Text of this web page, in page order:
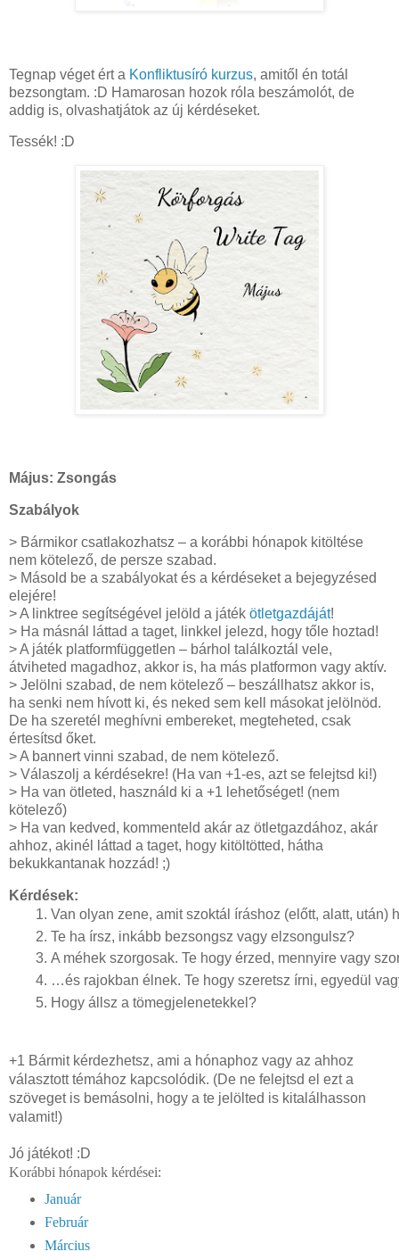
Tegnap véget ért a Konfliktusíró kurzus, amitől én totál
bezsongtam. :D Hamarosan hozok róla beszámolót, de
addig is, olvashatjátok az új kérdéseket.
Tessék! :D
Május: Zsongás
Szabályok
> Bármikor csatlakozhatsz – a korábbi hónapok kitöltése
nem kötelező, de persze szabad.
> Másold be a szabályokat és a kérdéseket a bejegyzésed
elejére!
> A linktree segítségével jelöld a játék ötletgazdáját!
> Ha másnál láttad a taget, linkkel jelezd, hogy tőle hoztad!
> A játék platformfüggetlen – bárhol találkoztál vele,
átviheted magadhoz, akkor is, ha más platformon vagy aktív.
> Jelölni szabad, de nem kötelező – beszállhatsz akkor is,
ha senki nem hívott ki, és neked sem kell másokat jelölnöd.
De ha szeretél meghívni embereket, megteheted, csak
értesítsd őket.
> A bannert vinni szabad, de nem kötelező.
> Válaszolj a kérdésekre! (Ha van +1-es, azt se felejtsd ki!)
> Ha van ötleted, használd ki a +1 lehetőséget! (nem
kötelező)
> Ha van kedved, kommenteld akár az ötletgazdához, akár
ahhoz, akinél láttad a taget, hogy kitöltötted, hátha
bekukkantanak hozzád! ;)
Kérdések:
Van olyan zene, amit szoktál íráshoz (előtt, alatt,
Te ha írsz, inkább bezsongsz vagy elzsongulsz?
A méhek szorgosak. Te hogy érzed, mennyire vagy
…és rajokban élnek. Te hogy szeretsz írni, egyedül
Hogy állsz a tömegjelenetekkel?
+1 Bármit kérdezhetsz, ami a hónaphoz vagy az ahhoz
választott témához kapcsolódik. (De ne felejtsd el ezt a
szöveget is bemásolni, hogy a te jelölted is kitalálhasson
valamit!)
Jó játékot! :D
Korábbi hónapok kérdései:
Január
Február
Március